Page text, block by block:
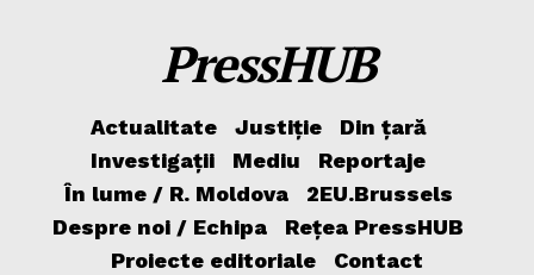
PressHUB
Actualitate Justiție
Din țară
Investigații
Mediu
Reportaje
În lume / R. Moldova
2EU.Brussels
Despre noi / Echipa
Rețea PressHUB
Proiecte editoriale
Contact